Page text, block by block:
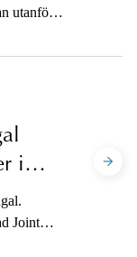
utanför
i
i
Joint